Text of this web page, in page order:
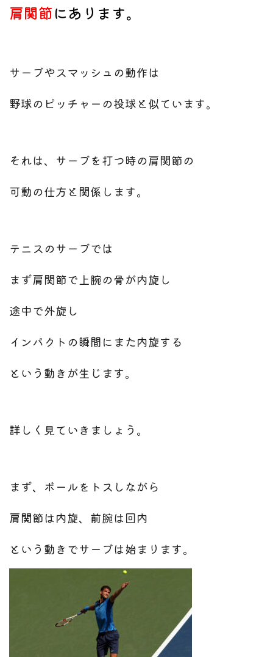
肩関節にあります。
サーブやスマッシュの動作は
野球のピッチャーの投球と似ています。
それは、サーブを打つ時の肩関節の
可動の仕方と関係します。
テニスのサーブでは
まず肩関節で上腕の骨が内旋し
途中で外旋し
インパクトの瞬間にまた内旋する
という動きが生じます。
詳しく見ていきましょう。
まず、ボールをトスしながら
肩関節は内旋、前腕は回内
という動きでサーブは始まります。